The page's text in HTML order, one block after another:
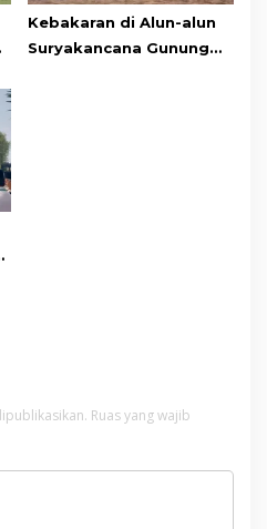
Kebakaran di Alun-alun
Suryakancana Gunung
Ruas yang wajib